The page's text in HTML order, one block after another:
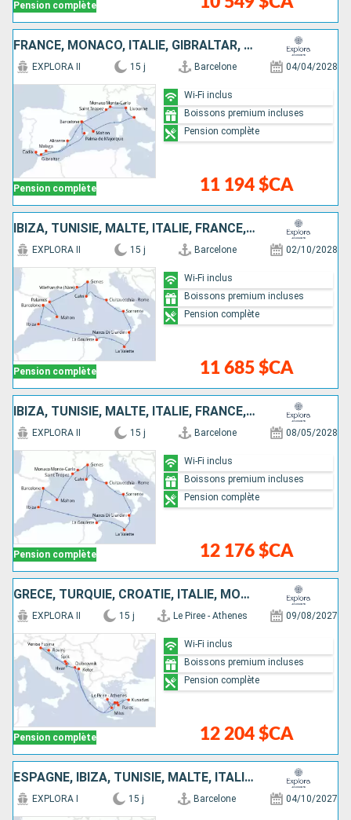
Pension complète
FRANCE, MONACO, ITALIE, GIBRALTAR, MAJORQUE, ESPAGNE
Pension complète
EXPLORA II 15 j Barcelone 04/04/2028
11 194 $CA
Wi-Fi inclus
Boissons premium incluses
Pension complète
IBIZA, TUNISIE, MALTE, ITALIE, FRANCE, ESPAGNE
Pension complète
EXPLORA II 15 j Barcelone 02/10/2028
11 685 $CA
Wi-Fi inclus
Boissons premium incluses
Pension complète
IBIZA, TUNISIE, MALTE, ITALIE, FRANCE, MONACO, ESPAGNE
Pension complète
EXPLORA II 15 j Barcelone 08/05/2028
12 176 $CA
Wi-Fi inclus
Boissons premium incluses
Pension complète
GRÈCE, TURQUIE, CROATIE, ITALIE, MONTÉNÉGRO
Pension complète
EXPLORA II 15 j Le Piree - Athenes 09/08/2027
12 204 $CA
Wi-Fi inclus
Boissons premium incluses
Pension complète
ESPAGNE, IBIZA, TUNISIE, MALTE, ITALIE, FRANCE, MAJORQUE
EXPLORA I 15 j Barcelone 04/10/2027